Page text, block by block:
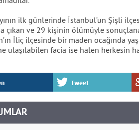
ilk günlerinde İstanbul’un Şişli
çıkan ve 29 kişinin ölümüyle
İliç ilçesinde bir maden ocağında
ulaşılabilen facia ise halen herkesin
Tweet